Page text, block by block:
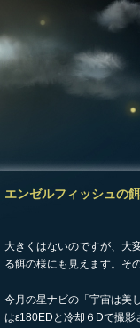
エンゼルフィッシュの
大きくはないのですが、大
る餌の様にも見えます。そ
今月の星ナビの「宇宙は美
はε180EDと冷却６Dで撮